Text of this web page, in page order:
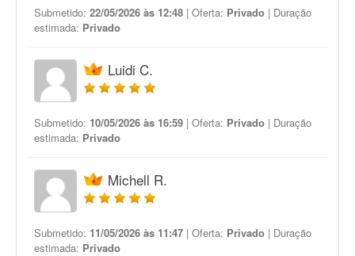
Submetido: 22/05/2026 às 12:48 | Oferta: Privado | Duração
estimada: Privado
Luidi C.
Submetido: 10/05/2026 às 16:59 | Oferta: Privado | Duração
estimada: Privado
Michell R.
Submetido: 11/05/2026 às 11:47 | Oferta: Privado | Duração
estimada: Privado